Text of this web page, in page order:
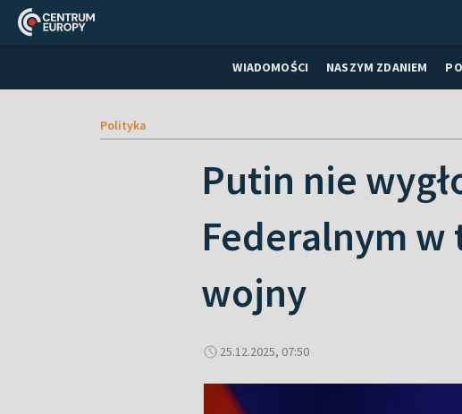
WIADOMOŚCI NASZYM ZDANIEM
Polityka
Putin nie
Federalnym
wojny
25.12.2025, 07:50